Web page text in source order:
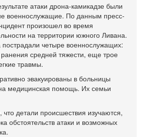
атаки дрона-камикадзе были
военнослужащие. По данным пресс-
произошел во время
на территории южного Ливана.
пострадали четыре военнослужащих:
ранения средней тяжести, еще трое
травмы.
эвакуированы в больницы
медицинская помощь. Их семьи
детали происшествия изучаются,
обстоятельств атаки и возможных